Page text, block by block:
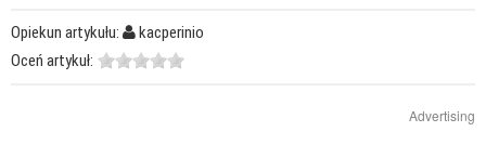
Opiekun artykułu:
kacperinio
Oceń artykuł:
Advertising